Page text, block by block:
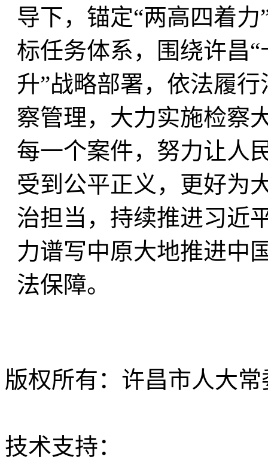
导下，锚定“两高四着力
标任务体系，围绕许昌
升”战略部署，依法履
察管理，大力实施检察
每一个案件，努力让人
受到公平正义，更好为
治担当，持续推进习近
力谱写中原大地推进中
法保障。
版权所有：许昌市人大
技术支持：